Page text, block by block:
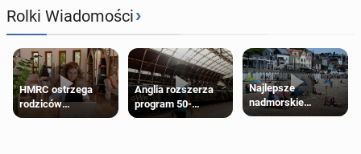
Rolki Wiadomości›
HMRC ostrzega
rodziców
pobierających Child
Anglia rozszerza
program 50-
procentowych
Najlepsze
nadmorskie
miasteczko blisko